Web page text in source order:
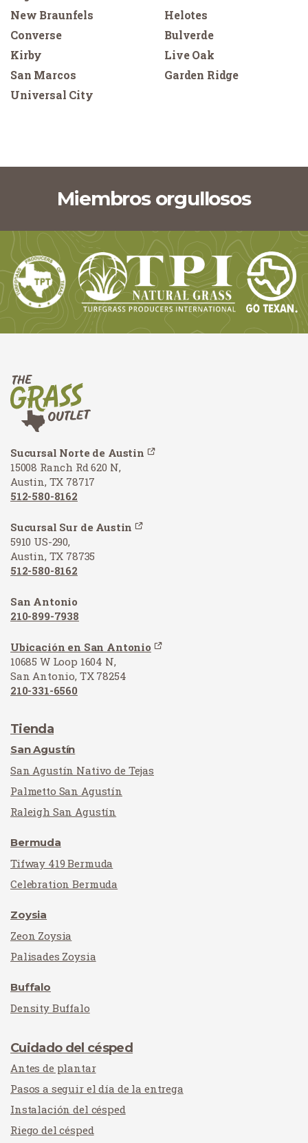
New Braunfels
Helotes
Converse
Bulverde
Kirby
Live Oak
San Marcos
Garden Ridge
Universal City
Miembros orgullosos
Sucursal Norte de Austin
15008 Ranch Rd 620 N,
Austin, TX 78717
512-580-8162
Sucursal Sur de Austin
5910 US-290,
Austin, TX 78735
512-580-8162
San Antonio
210-899-7938
Ubicación en San Antonio
10685 W Loop 1604 N,
San Antonio, TX 78254
210-331-6560
Tienda
San Agustín
San Agustín Nativo de Tejas
Palmetto San Agustín
Raleigh San Agustín
Bermuda
Tifway 419 Bermuda
Celebration Bermuda
Zoysia
Zeon Zoysia
Palisades Zoysia
Buffalo
Density Buffalo
Cuidado del césped
Antes de plantar
Pasos a seguir el día de la entrega
Instalación del césped
Riego del césped